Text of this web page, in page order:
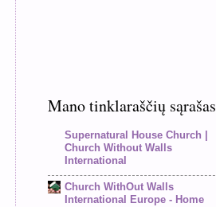
Mano tinklaraščių sąrašas
Supernatural House Church |
Church Without Walls
International
Church WithOut Walls
International Europe - Home